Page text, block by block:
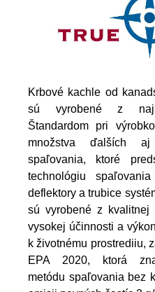
Krbové kachle od
sú vyrobené z
Štandardom pri
množstva ďalších aj
spaľovania, ktoré
technológiu
deflektory a trubice
sú vyrobené z kvalitnej
vysokej účinnosti a
k životnému prostrediiu,
EPA 2020, ktorá
metódu spaľovania bez